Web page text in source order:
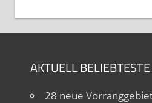
AKTUELL
28 neue